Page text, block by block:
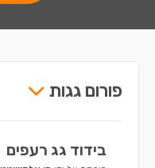
פורום גגות
בידוד גג רעפים